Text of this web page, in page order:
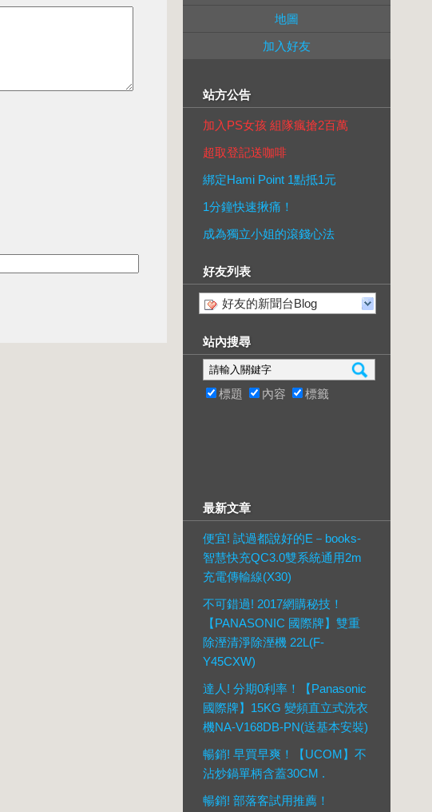
地圖
加入好友
站方公告
加入PS女孩 組隊瘋搶2百萬
超取登記送咖啡
綁定Hami Point 1點抵1元
1分鐘快速揪痛！
成為獨立小姐的滾錢心法
好友列表
好友的新聞台Blog
站內搜尋
標題 內容 標籤
最新文章
便宜! 試過都說好的E－books-
智慧快充QC3.0雙系統通用2m
充電傳輸線(X30)
不可錯過! 2017網購秘技！
【PANASONIC 國際牌】雙重
除溼清淨除溼機 22L(F-
Y45CXW)
達人! 分期0利率！【Panasonic
國際牌】15KG 變頻直立式洗衣
機NA-V168DB-PN(送基本安裝)
暢銷! 早買早爽！【UCOM】不
沾炒鍋單柄含蓋30CM .
暢銷! 部落客試用推薦！